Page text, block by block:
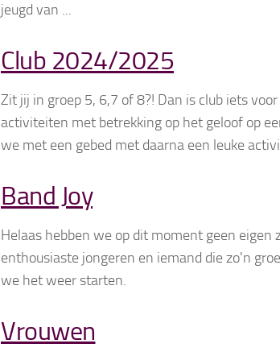
jeugd van ...
Club 2024/2025
Zit jij in groep 5, 6,7 of 8?! Dan is club iets
activiteiten met betrekking op het geloof op
we met een gebed met daarna een leuke
Band Joy
Helaas hebben we op dit moment geen eigen
enthousiaste jongeren en iemand die zo'n
we het weer starten.
Vrouwen